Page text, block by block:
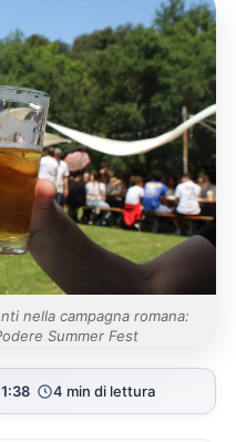
nella campagna romana:
Summer Fest
4 min di lettura